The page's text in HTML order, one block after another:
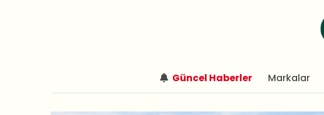
Güncel Haberler Markalar